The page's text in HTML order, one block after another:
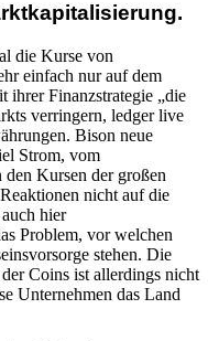
die Kurse von
einfach nur auf dem
Finanzstrategie „die
verringern, ledger live
Bison neue
Strom, vom
den Kursen der großen
nicht auf die
hier
Problem, vor welchen
stehen. Die
Coins ist allerdings nicht
Unternehmen das Land